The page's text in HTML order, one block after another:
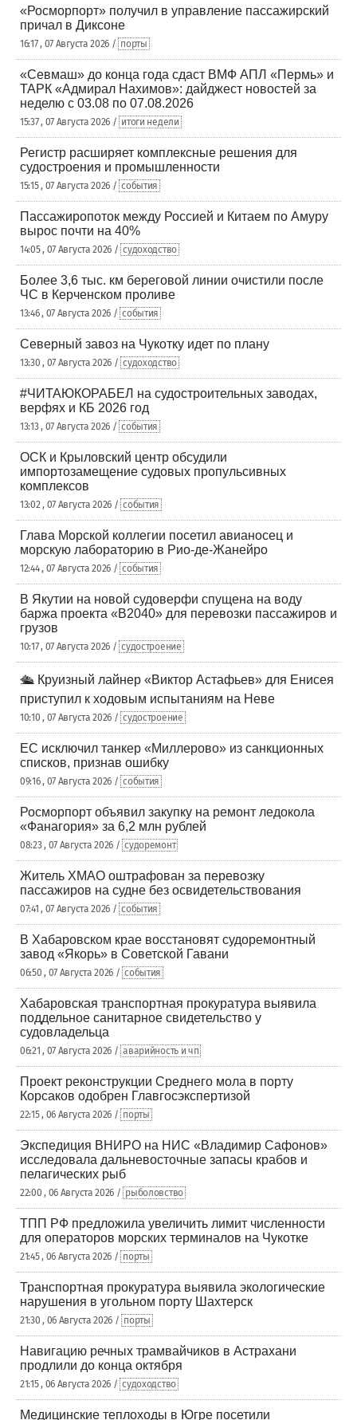
«Росморпорт» получил в управление пассажирский
причал в Диксоне
16:17 , 07 Августа 2026 / порты
«Севмаш» до конца года сдаст ВМФ АПЛ «Пермь» и
ТАРК «Адмирал Нахимов»: дайджест новостей за
неделю с 03.08 по 07.08.2026
15:37 , 07 Августа 2026 / итоги недели
Регистр расширяет комплексные решения для
судостроения и промышленности
15:15 , 07 Августа 2026 / события
Пассажиропоток между Россией и Китаем по Амуру
вырос почти на 40%
14:05 , 07 Августа 2026 / судоходство
Более 3,6 тыс. км береговой линии очистили после
ЧС в Керченском проливе
13:46 , 07 Августа 2026 / события
Северный завоз на Чукотку идет по плану
13:30 , 07 Августа 2026 / судоходство
#ЧИТАЮКОРАБЕЛ на судостроительных заводах,
верфях и КБ 2026 год
13:13 , 07 Августа 2026 / события
ОСК и Крыловский центр обсудили
импортозамещение судовых пропульсивных
комплексов
13:02 , 07 Августа 2026 / события
Глава Морской коллегии посетил авианосец и
морскую лабораторию в Рио-де-Жанейро
12:44 , 07 Августа 2026 / события
В Якутии на новой судоверфи спущена на воду
баржа проекта «В2040» для перевозки пассажиров и
грузов
10:17 , 07 Августа 2026 / судостроение
🛳️ Круизный лайнер «Виктор Астафьев» для Енисея
приступил к ходовым испытаниям на Неве
10:10 , 07 Августа 2026 / судостроение
ЕС исключил танкер «Миллерово» из санкционных
списков, признав ошибку
09:16 , 07 Августа 2026 / события
Росморпорт объявил закупку на ремонт ледокола
«Фанагория» за 6,2 млн рублей
08:23 , 07 Августа 2026 / судоремонт
Житель ХМАО оштрафован за перевозку
пассажиров на судне без освидетельствования
07:41 , 07 Августа 2026 / события
В Хабаровском крае восстановят судоремонтный
завод «Якорь» в Советской Гавани
06:50 , 07 Августа 2026 / события
Хабаровская транспортная прокуратура выявила
поддельное санитарное свидетельство у
судовладельца
06:21 , 07 Августа 2026 / аварийность и чп
Проект реконструкции Среднего мола в порту
Корсаков одобрен Главгосэкспертизой
22:15 , 06 Августа 2026 / порты
Экспедиция ВНИРО на НИС «Владимир Сафонов»
исследовала дальневосточные запасы крабов и
пелагических рыб
22:00 , 06 Августа 2026 / рыболовство
ТПП РФ предложила увеличить лимит численности
для операторов морских терминалов на Чукотке
21:45 , 06 Августа 2026 / порты
Транспортная прокуратура выявила экологические
нарушения в угольном порту Шахтерск
21:30 , 06 Августа 2026 / порты
Навигацию речных трамвайчиков в Астрахани
продлили до конца октября
21:15 , 06 Августа 2026 / судоходство
Медицинские теплоходы в Югре посетили